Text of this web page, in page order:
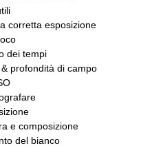
corretta esposizione
dei tempi
profondità di campo
e composizione
del bianco